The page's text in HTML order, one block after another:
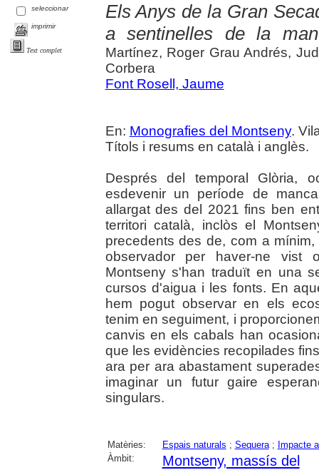
seleccionar
imprimir
Text complet
Els Anys de la Gran
a sentinelles de la
Martínez, Roger Grau Andrés,
Corbera
Font Rosell, Jaume
En: Monografies del Montseny.
Títols i resums en català i anglès.
Després del temporal Glòria,
esdevenir un període de
allargat des del 2021 fins ben
territori català, inclòs el
precedents des de, com a
observador per haver-ne vist
Montseny s'han traduït en una
cursos d'aigua i les fonts. En
hem pogut observar en els
tenim en seguiment, i
canvis en els cabals han
que les evidències recopilades
ara per ara abastament
imaginar un futur gaire
singulars.
Matèries: Espais naturals ; Sequera; Impacte
Àmbit:
Montseny, massís del